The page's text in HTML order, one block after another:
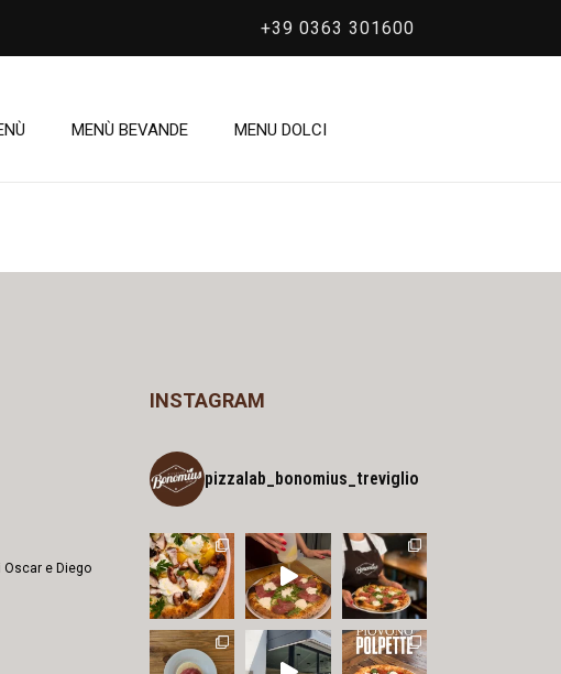
+39 0363 301600
MENÙ BEVANDE MENU DOLCI
Oscar e Diego
INSTAGRAM
pizzalab_bonomius_treviglio